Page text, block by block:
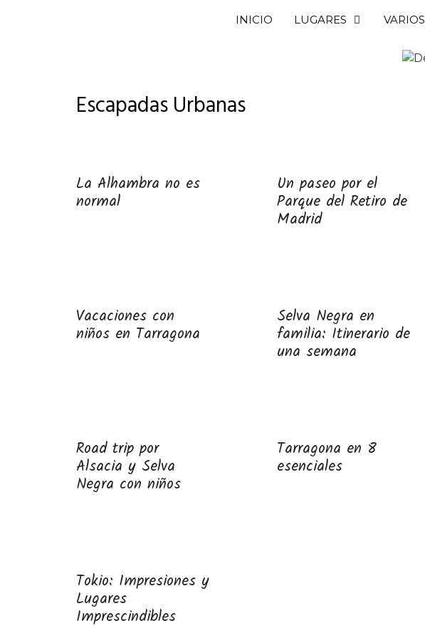
INICIO LUGARES VARIOS
Escapadas Urbanas
La Alhambra no es
normal
Un paseo por el
Parque del Retiro de
Madrid
Vacaciones con
niños en Tarragona
Selva Negra en
familia: Itinerario de
una semana
Road trip por
Alsacia y Selva
Negra con niños
Tarragona en 8
esenciales
Tokio: Impresiones y
Lugares
Imprescindibles